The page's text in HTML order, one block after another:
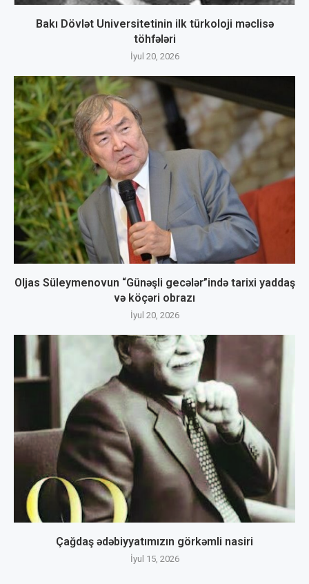
Bakı Dövlət Universitetinin ilk türkoloji məclisə
töhfələri
İyul 20, 2026
Oljas Süleymenovun “Günəşli gecələr”ində tarixi yaddaş
və köçəri obrazı
İyul 20, 2026
Çağdaş ədəbiyyatımızın görkəmli nasiri
İyul 15, 2026